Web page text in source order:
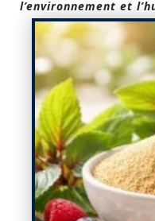
l’environnement et